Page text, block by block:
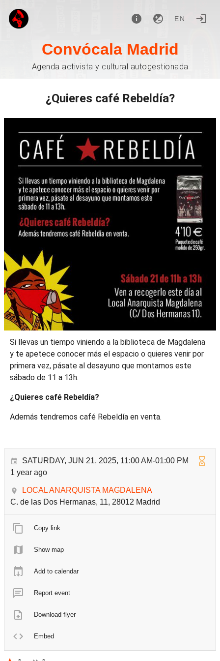
EN
Convócala Madrid
Agenda activista y cultural autogestionada
¿Quieres café Rebeldía?
Si llevas un tiempo viniendo a la biblioteca de Magdalena
y te apetece conocer más el espacio o quieres venir por
primera vez, pásate al desayuno que montamos este
sábado de 11 a 13h.
¿Quieres café Rebeldía?
Además tendremos café Rebeldía en venta.
SATURDAY, JUN 21, 2025, 11:00 AM-01:00 PM
1 year ago
LOCAL ANARQUISTA MAGDALENA
C. de las Dos Hermanas, 11, 28012 Madrid
Copy link
Show map
Add to calendar
Report event
Download flyer
Embed